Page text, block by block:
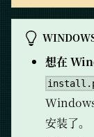
想在
安装了。